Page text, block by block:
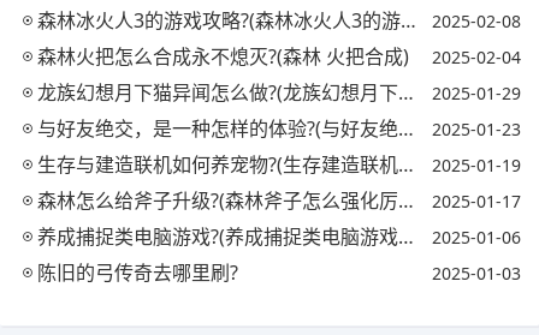
森林冰火人3的游戏攻略?(森林冰火人3的游戏攻略图) 2025-02-08
森林火把怎么合成永不熄灭?(森林 火把合成) 2025-02-04
龙族幻想月下猫异闻怎么做?(龙族幻想月下猫异闻全流程) 2025-01-29
与好友绝交，是一种怎样的体验?(与好友绝交的话) 2025-01-23
生存与建造联机如何养宠物?(生存建造联机手游) 2025-01-19
森林怎么给斧子升级?(森林斧子怎么强化厉害) 2025-01-17
养成捕捉类电脑游戏?(养成捕捉类电脑游戏有哪些) 2025-01-06
陈旧的弓传奇去哪里刷? 2025-01-03